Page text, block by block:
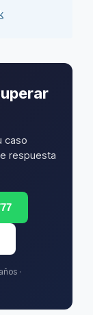
caso
respuesta
·